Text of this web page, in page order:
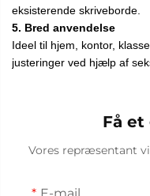
eksisterende skriveborde.
5. Bred anvendelse
Ideel til hjem, kontor,
justeringer ved hjælp af
Få
Vores repræsentant